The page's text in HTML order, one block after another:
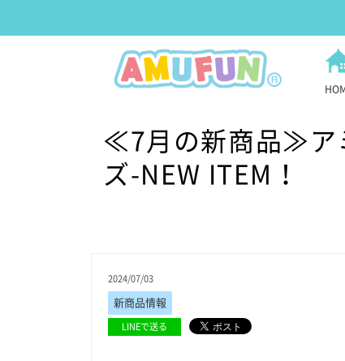
≪7月の新商品≫ア
ズ-NEW ITEM！
2024/07/03
新商品情報
LINEで送る